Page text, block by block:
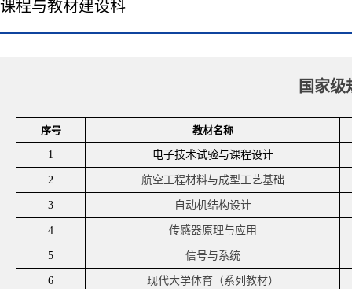
课程与教材建设科
国家级
序号 教材名称
1 电子技术试验与课程设计
2 航空工程材料与成型工艺基础
3 自动机结构设计
4 传感器原理与应用
5 信号与系统
6 现代大学体育（系列教材）